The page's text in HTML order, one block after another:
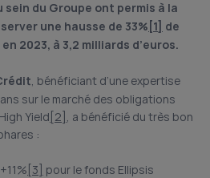
du Groupe ont permis à la
une hausse de 33% [1] de
2023, à 3,2 milliards d’euros.
, bénéficiant d’une expertise
sur le marché des obligations
Yield [2] , a bénéficié du très bon
:
[3]
pour le fonds Ellipsis